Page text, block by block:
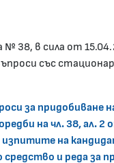
38, в сила от
със
за придобиване
на чл. 38, ал.
на
и реда за